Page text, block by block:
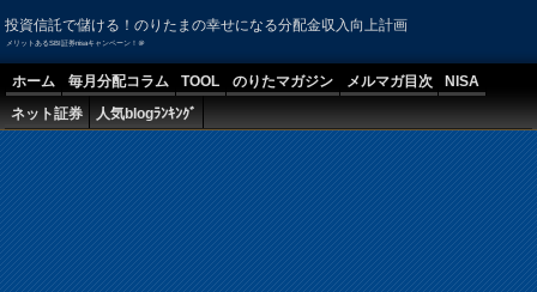
投資信託で儲ける！のりたまの幸せになる分配金収入向上計画
メリットあるSBI証券nisaキャンペーン！＠
ホーム 毎月分配コラム TOOL のりたマガジン メルマガ目次
NISA
ネット証券
人気blogﾗﾝｷﾝｸﾞ